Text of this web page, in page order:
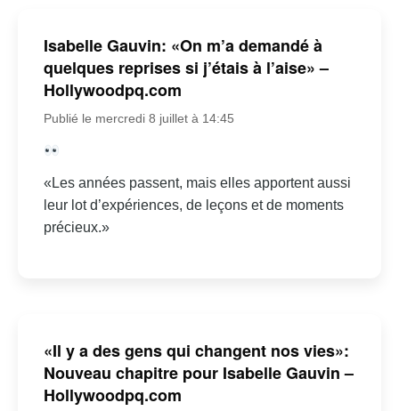
Isabelle Gauvin: «On m’a demandé à
quelques reprises si j’étais à l’aise» –
Hollywoodpq.com
Publié le mercredi 8 juillet à 14:45
«Les années passent, mais elles apportent aussi
leur lot d’expériences, de leçons et de moments
précieux.»
«Il y a des gens qui changent nos vies»:
Nouveau chapitre pour Isabelle Gauvin –
Hollywoodpq.com